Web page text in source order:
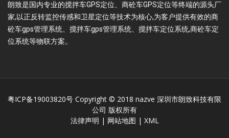
朗致是国内专业的搅拌车GPS定位、商砼车GPS定位等终端的源头厂
家,以正反转监控传感和卫星定位等技术为核心,为客户提供有效的商
砼车gps管理系统、搅拌车gps管理系统、搅拌车定位系统,商砼车定
位系统等物联方案。
粤ICP备19003820号 Copyright © 2018 nazve 深圳市朗致科技有限
公司 版权所有
法律声明 | 网站地图 | XML